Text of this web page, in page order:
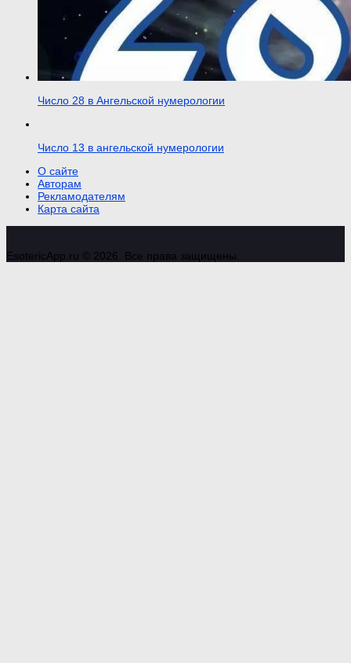
Число 28 в Ангельской нумерологии
Число 13 в ангельской нумерологии
О сайте
Авторам
Рекламодателям
Карта сайта
EsotericApp.ru © 2026. Все права защищены.